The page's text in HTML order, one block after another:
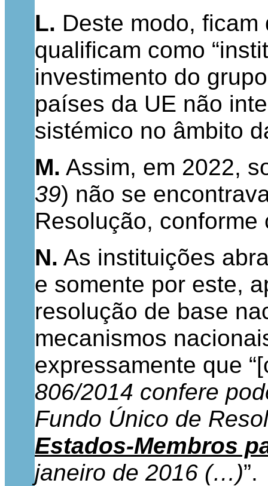
L. Deste modo,
qualificam como
investimento do
países da UE não
sistémico no âmbito
M. Assim, em 2022,
39) não se
Resolução,
N. As instituições
e somente por este,
resolução de base
mecanismos
expressamente que
806/2014 confere
Fundo Único de
Estados-Membros
janeiro de 2016 (…)”.